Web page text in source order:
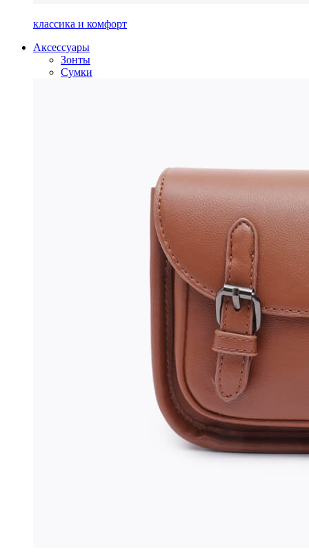
классика и комфорт
Аксессуары
Зонты
Сумки